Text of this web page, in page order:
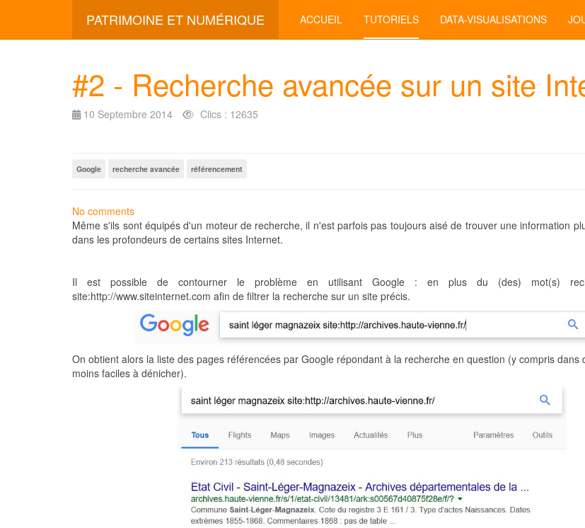
PATRIMOINE ET NUMÉRIQUE ACCUEIL TUTORIELS DATA-VISUALISATIONS
#2 - Recherche avancée sur un site
10 Septembre 2014 Clics : 12635
Google recherche avancée référencement
No comments
Même s'ils sont équipés d'un moteur de recherche, il n'est parfois pas toujours aisé de trouver une information
dans les profondeurs de certains sites Internet.
Il est possible de contourner le problème en utilisant Google : en plus du (des) mot(s)
site:http://www.siteinternet.com afin de filtrer la recherche sur un site précis.
On obtient alors la liste des pages référencées par Google répondant à la recherche en question (y compris dans
moins faciles à dénicher).